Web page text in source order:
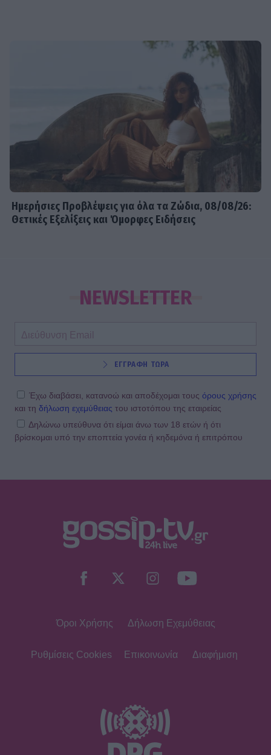
Ημερήσιες Προβλέψεις για όλα τα Ζώδια, 08/08/26:
Θετικές Εξελίξεις και Όμορφες Ειδήσεις
NEWSLETTER
ΕΓΓΡΑΦΗ ΤΩΡΑ
Έχω διαβάσει, κατανοώ και αποδέχομαι τους όρους χρήσης
και τη δήλωση εχεμύθειας του ιστοτόπου της εταιρείας
Δηλώνω υπεύθυνα ότι είμαι άνω των 18 ετών ή ότι
βρίσκομαι υπό την εποπτεία γονέα ή κηδεμόνα ή επιτρόπου
Όροι Χρήσης Δήλωση Εχεμύθειας
Ρυθμίσεις Cookies Επικοινωνία Διαφήμιση